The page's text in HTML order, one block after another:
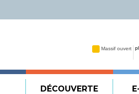
DÉCOUVERTE